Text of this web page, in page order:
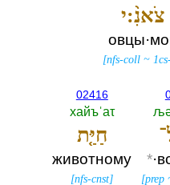
צֹאנִ֨:י
[nfs-coll ~
*
[prep
02416
хайъˈаτ
חַיַּ֤ת
животному
[nfs-cnst]